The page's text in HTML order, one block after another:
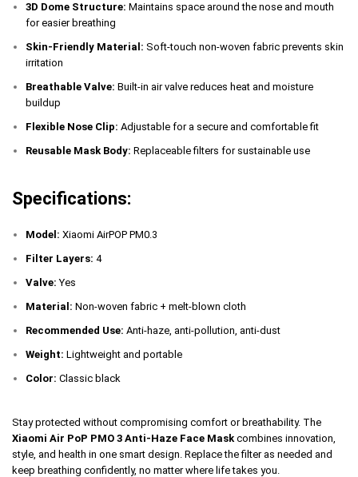
3D Dome Structure: Maintains space around the nose and mouth
for easier breathing
Skin-Friendly Material: Soft-touch non-woven fabric prevents skin
irritation
Breathable Valve: Built-in air valve reduces heat and moisture
buildup
Flexible Nose Clip: Adjustable for a secure and comfortable fit
Reusable Mask Body: Replaceable filters for sustainable use
Specifications:
Model: Xiaomi AirPOP PM0.3
Filter Layers: 4
Valve: Yes
Material: Non-woven fabric + melt-blown cloth
Recommended Use: Anti-haze, anti-pollution, anti-dust
Weight: Lightweight and portable
Color: Classic black
Stay protected without compromising comfort or breathability. The
Xiaomi Air PoP PMO 3 Anti-Haze Face Maskcombines innovation,
style, and health in one smart design. Replace the filter as needed and
keep breathing confidently, no matter where life takes you.